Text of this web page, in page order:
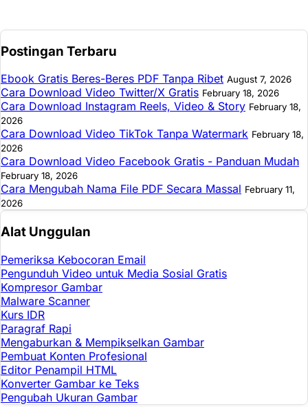
Postingan Terbaru
Ebook Gratis Beres-Beres PDF Tanpa Ribet August 7, 2026
Cara Download Video Twitter/X Gratis February 18, 2026
Cara Download Instagram Reels, Video & Story February 18,
2026
Cara Download Video TikTok Tanpa Watermark February 18,
2026
Cara Download Video Facebook Gratis - Panduan Mudah
February 18, 2026
Cara Mengubah Nama File PDF Secara Massal February 11,
2026
Alat Unggulan
Pemeriksa Kebocoran Email
Pengunduh Video untuk Media Sosial Gratis
Kompresor Gambar
Malware Scanner
Kurs IDR
Paragraf Rapi
Mengaburkan & Mempikselkan Gambar
Pembuat Konten Profesional
Editor Penampil HTML
Konverter Gambar ke Teks
Pengubah Ukuran Gambar